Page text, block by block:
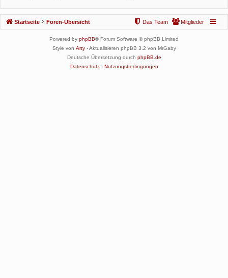
Startseite Foren-Übersicht Mitglieder
Das Team
Powered by phpBB® Forum Software © phpBB Limited
Style von Arty- Aktualisieren phpBB 3.2 von MrGaby
Deutsche Übersetzung durch phpBB.de
Datenschutz| Nutzungsbedingungen